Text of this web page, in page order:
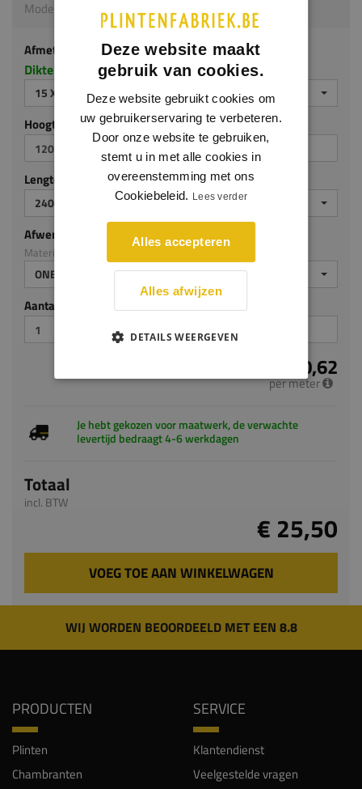
Model G317 | 15 x 120 mm | Grenen
Afmeting
Dikte x hoogte in millimeters
15 X 120 MM
Hoogte (mm)
Lengte (mm)
2400
Afwerking
Materiaal: Grenen
ONBEHANDELD
Aantal stuks
€ 10,62
per meter
Je hebt gekozen voor maatwerk, de verwachte
levertijd bedraagt 4-6 werkdagen
Totaal
incl. BTW
€ 25,50
VOEG TOE AAN WINKELWAGEN
WIJ WORDEN BEOORDEELD MET EEN 8.8
PRODUCTEN
Plinten
Chambranten
SERVICE
Klantendienst
Veelgestelde vragen
Deze website maakt
gebruik van cookies.
Deze website gebruikt cookies om
uw gebruikerservaring te verbeteren.
Door onze website te gebruiken,
stemt u in met alle cookies in
overeenstemming met ons
Cookiebeleid. Lees verder
Alles accepteren
Alles afwijzen
DETAILS WEERGEVEN